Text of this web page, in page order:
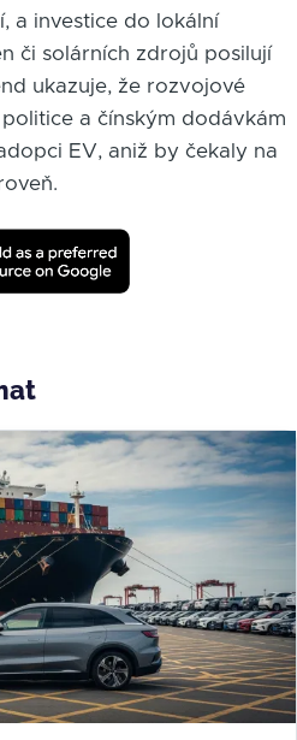
a investice do lokální
či solárních zdrojů posilují
ukazuje, že rozvojové
a čínským dodávkám
EV, aniž by čekaly na